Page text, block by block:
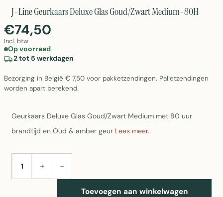
J-Line Geurkaars Deluxe Glas Goud/Zwart Medium-80H
€74,50
Incl. btw
Op voorraad
2 tot 5 werkdagen
Bezorging in België € 7,50 voor pakketzendingen. Palletzendingen
worden apart berekend.
Geurkaars Deluxe Glas Goud/Zwart Medium met 80 uur
brandtijd en Oud & amber geur Lees meer..
AANTAL+ −
Toevoegen aan winkelwagen